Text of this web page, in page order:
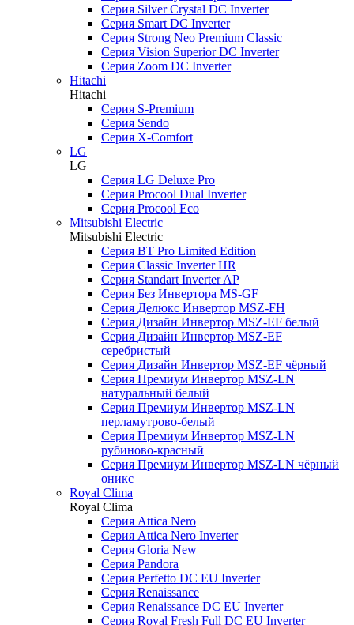
Серия Silver Crystal DC Inverter
Серия Smart DC Inverter
Серия Strong Neo Premium Classic
Серия Vision Superior DC Inverter
Серия Zoom DC Inverter
Hitachi
Hitachi
Серия S-Premium
Серия Sendo
Серия X-Comfort
LG
LG
Серия LG Deluxe Pro
Серия Procool Dual Inverter
Серия Procool Eco
Mitsubishi Electric
Mitsubishi Electric
Серия BT Pro Limited Edition
Серия Classic Inverter HR
Серия Standart Inverter AP
Серия Без Инвертора MS-GF
Серия Делюкс Инвертор MSZ-FH
Серия Дизайн Инвертор MSZ-EF белый
Серия Дизайн Инвертор MSZ-EF
серебристый
Серия Дизайн Инвертор MSZ-EF чёрный
Серия Премиум Инвертор MSZ-LN
натуральный белый
Серия Премиум Инвертор MSZ-LN
перламутрово-белый
Серия Премиум Инвертор MSZ-LN
рубиново-красный
Серия Премиум Инвертор MSZ-LN чёрный
оникс
Royal Clima
Royal Clima
Серия Attica Nero
Серия Attica Nero Inverter
Серия Gloria New
Серия Pandora
Серия Perfetto DC EU Inverter
Серия Renaissance
Серия Renaissance DC EU Inverter
Серия Royal Fresh Full DC EU Inverter